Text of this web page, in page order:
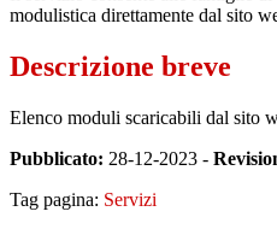
modulistica direttamente dal sito
Descrizione breve
Elenco moduli scaricabili dal sito
Pubblicato: 28-12-2023 -
Tag pagina: Servizi